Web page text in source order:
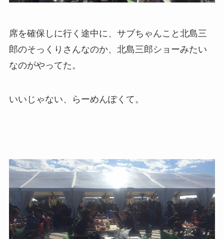
席を確保しに行く途中に、サブちゃんこと北島三
郎のそっくりさんなのか、北島三郎ショーみたい
なのがやってた。
いいじゃない、らーめんぽくて。